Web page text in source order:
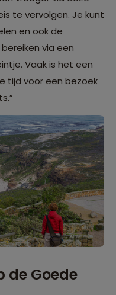
te vervolgen. Je kunt
en ook de
via een
Vaak is het een
tijd voor een bezoek
de Goede